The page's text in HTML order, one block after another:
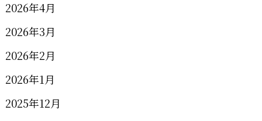
2026年4月
2026年3月
2026年2月
2026年1月
2025年12月